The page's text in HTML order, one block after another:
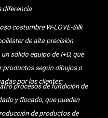
Tejido de fibra de poliéster
con los clientes de
sus opiniones y les
que la alta calidad W-
de alta precisión son
completaremos a tiempo, con
diferencia
costumbre W-LOVE-Silk
de alta precisión
sólido equipo de I+D, que
productos según dibujos o
por los clientes;
procesos de fundición de
y flocado, que pueden
de productos de